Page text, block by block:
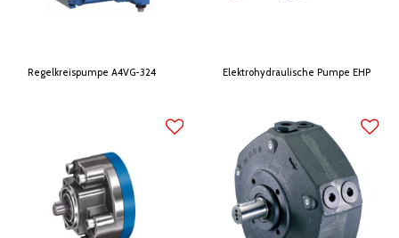
Regelkreispumpe A4VG-324 Elektrohydraulische Pumpe EHP